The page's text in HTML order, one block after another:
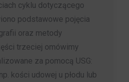
cyklu dotyczącego
podstawowe pojęcia
oraz metody
trzeciej omówimy
za pomocą USG:
kości udowej u płodu lub